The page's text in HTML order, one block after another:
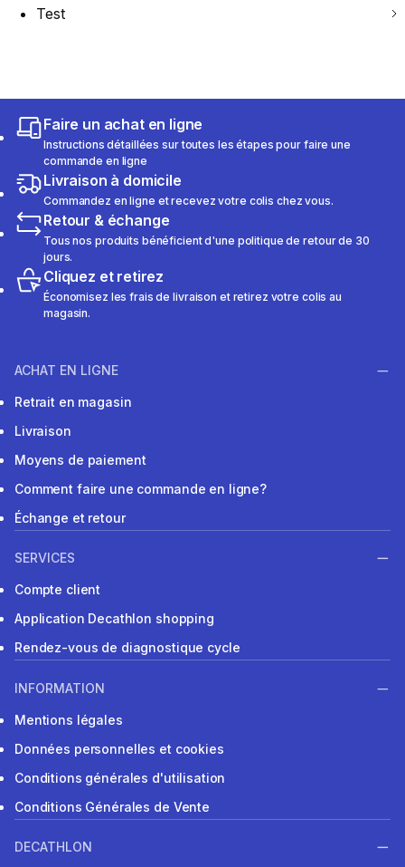
Test
Faire un achat en ligne
Instructions détaillées sur toutes les étapes pour faire une
commande en ligne
Livraison à domicile
Commandez en ligne et recevez votre colis chez vous.
Retour & échange
Tous nos produits bénéficient d'une politique de retour de 30
jours.
Cliquez et retirez
Économisez les frais de livraison et retirez votre colis au
magasin.
ACHAT EN LIGNE
Retrait en magasin
Livraison
Moyens de paiement
Comment faire une commande en ligne?
Échange et retour
SERVICES
Compte client
Application Decathlon shopping
Rendez-vous de diagnostique cycle
INFORMATION
Mentions légales
Données personnelles et cookies
Conditions générales d'utilisation
Conditions Générales de Vente
DECATHLON